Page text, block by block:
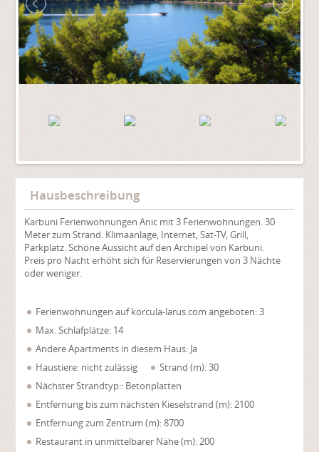
Hausbeschreibung
Karbuni Ferienwohnungen Anic mit 3 Ferienwohnungen. 30
Meter zum Strand. Klimaanlage, Internet, Sat-TV, Grill,
Parkplatz. Schöne Aussicht auf den Archipel von Karbuni.
Preis pro Nacht erhöht sich für Reservierungen von 3 Nächte
oder weniger.
Ferienwohnungen auf korcula-larus.com angeboten: 3
Max. Schlafplätze: 14
Andere Apartments in diesem Haus: Ja
Haustiere: nicht zulässig
Strand (m): 30
Nächster Strandtyp:: Betonplatten
Entfernung bis zum nächsten Kieselstrand (m): 2100
Entfernung zum Zentrum (m): 8700
Restaurant in unmittelbarer Nähe (m): 200